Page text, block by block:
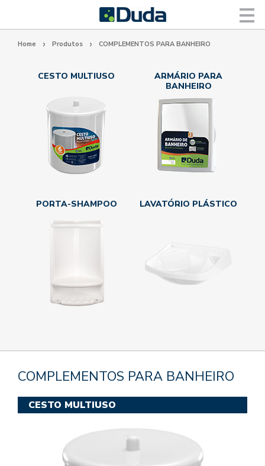
Home > Produtos > COMPLEMENTOS PARA BANHEIRO
CESTO MULTIUSO
ARMÁRIO PARA
BANHEIRO
PORTA-SHAMPOO LAVATÓRIO PLÁSTICO
COMPLEMENTOS PARA BANHEIRO
CESTO MULTIUSO